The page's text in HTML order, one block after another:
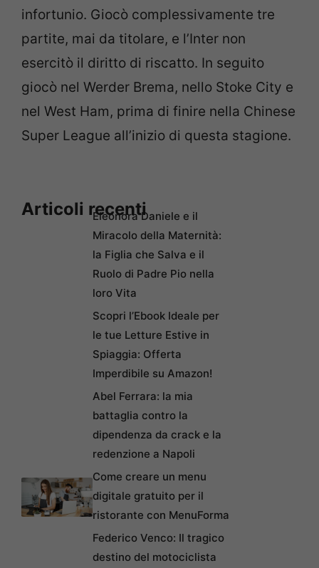
infortunio. Giocò complessivamente tre
partite, mai da titolare, e l’Inter non
esercitò il diritto di riscatto. In seguito
giocò nel Werder Brema, nello Stoke City e
nel West Ham, prima di finire nella Chinese
Super League all’inizio di questa stagione.
Articoli recentiEleonora Daniele e il
Miracolo della Maternità:
la Figlia che Salva e il
Ruolo di Padre Pio nella
loro Vita
Scopri l’Ebook Ideale per
le tue Letture Estive in
Spiaggia: Offerta
Imperdibile su Amazon!
Abel Ferrara: la mia
battaglia contro la
dipendenza da crack e la
redenzione a Napoli
Come creare un menu
digitale gratuito per il
ristorante con MenuForma
Federico Venco: Il tragico
destino del motociclista